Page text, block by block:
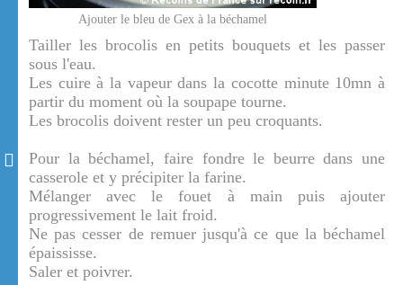
Ajouter le bleu de Gex à la béchamel
Tailler les brocolis en petits bouquets et les passer
sous l'eau.
Les cuire à la vapeur dans la cocotte minute 10mn à
partir du moment où la soupape tourne.
Les brocolis doivent rester un peu croquants.
Pour la béchamel, faire fondre le beurre dans une
casserole et y précipiter la farine.
Mélanger avec le fouet à main puis ajouter
progressivement le lait froid.
Ne pas cesser de remuer jusqu'à ce que la béchamel
épaississe.
Saler et poivrer.